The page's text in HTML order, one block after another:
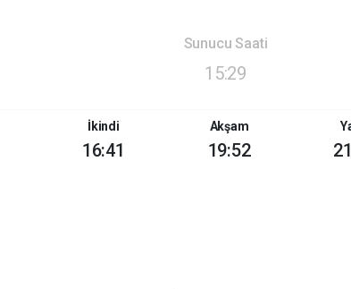
Sunucu Saati
15:29
İkindi
16:41
Akşam
19:52